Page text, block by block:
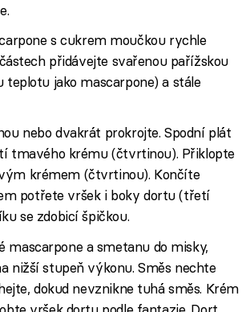
s cukrem moučkou rychle
přidávejte svařenou pařížskou
jako mascarpone) a stále
nebo dvakrát prokrojte. Spodní plát
tmavého krému (čtvrtinou). Přiklopte
krémem (čtvrtinou). Končíte
potřete vršek i boky dortu (třetí
se zdobicí špičkou.
a smetanu do misky,
nižší stupeň výkonu. Směs nechte
dokud nevznikne tuhá směs. Krém